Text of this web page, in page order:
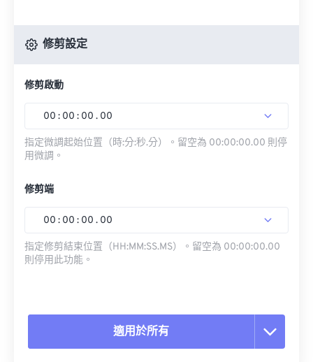
修剪設定
修剪啟動
00 : 00 : 00 . 00
指定微調起始位置（時:分:秒.分）。留空為 00:00:00.00 則停
用微調。
修剪端
00 : 00 : 00 . 00
指定修剪結束位置（HH:MM:SS.MS）。留空為 00:00:00.00
則停用此功能。
適用於所有